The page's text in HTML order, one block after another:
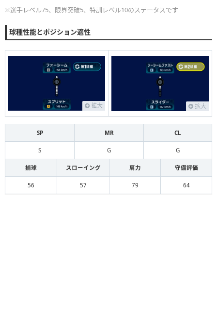
※選手レベル75、限界突破5、特訓レベル10のステータスです
球種性能とポジション適性
拡大 拡大
SP MR CL
S G G
捕球 スローイング 肩力 守備評価
56 57 79 64